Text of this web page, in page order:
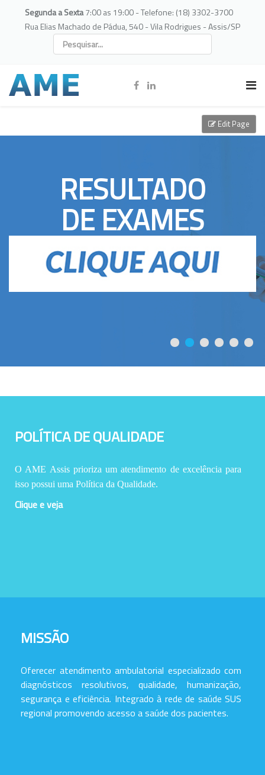
Segunda a Sexta7:00 as 19:00 - Telefone: (18) 3302-3700
Rua Elias Machado de Pádua, 540 - Vila Rodrigues - Assis/SP
RESULTADO
DE EXAMES
POLÍTICA DE QUALIDADE
O AME Assis prioriza um atendimento de excelência para
isso possui uma Política da Qualidade.
Clique e veja
MISSÃO
Oferecer atendimento ambulatorial especializado com
diagnósticos resolutivos, qualidade, humanização,
segurança e eficiência. Integrado à rede de saúde SUS
regional promovendo acesso a saúde dos pacientes.
Edit Page